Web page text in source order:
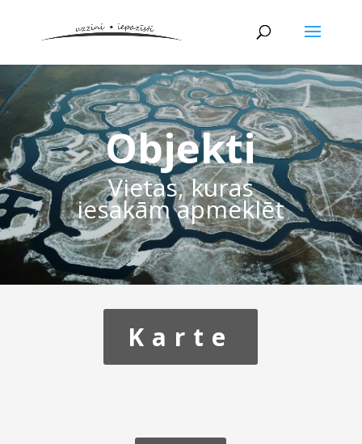
Objekti
Vietas, kuras
iesakām apmeklēt
Karte